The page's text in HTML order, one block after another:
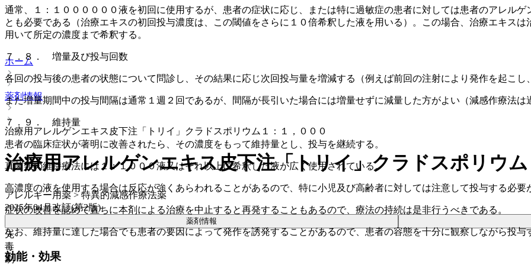
通常、１：１００００００液を初回に使用するが、患者の症状に応じ、または特に過敏症の患者に対しては患者のアレル
とも必要である（治療エキスの初回投与濃度は、この閾値をさらに１０倍希釈した液を用いる）。この場合、治療エキス
用いて所定の濃度まで希釈する。
７．８． 増量及び投与回数
各回の投与後の患者の状態について問診し、その結果に応じ次回投与量を増減する（例えば前回の注射により発作を起こ
また増量期間中の投与間隔は通常１週２回であるが、間隔が長引いた場合には増量せずに減量した方がよい（減感作療法
７．９． 維持量
患者の臨床症状が著明に改善されたら、その濃度をもって維持量とし、投与を継続する。
真菌類の維持療法には１：１０００液又はそれ以上に希釈した液が広く使用されている。
高濃度の液を使用する場合は反応が強くあらわれることがあるので、特に小児及び高齢者に対しては注意して投与する必要
症状の改善を認めて直ちに本剤による治療を中止すると再発することもあるので、療法の持続は是非行うべきである。
なお、維持量に達した場合でも患者の要因によって発作を誘発することがあるので、患者の容態を十分に観察しながら投与
効能・効果
ホーム
薬剤情報
治療用アレルゲンエキス皮下注「トリイ」クラドスポリウム１：１，０００
治療用アレルゲンエキス皮下注「トリイ」クラドスポリウ
アレルギー用薬 > 特異的減感作療法薬
2025年04月改訂(第2版)
薬剤情報
先
毒
劇